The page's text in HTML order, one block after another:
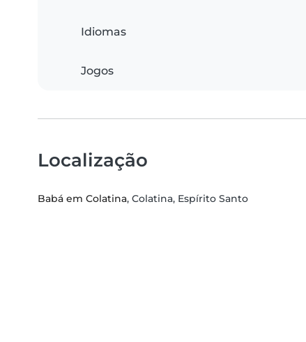
Idiomas
Jogos
Localização
Babá em Colatina, Colatina, Espírito Santo